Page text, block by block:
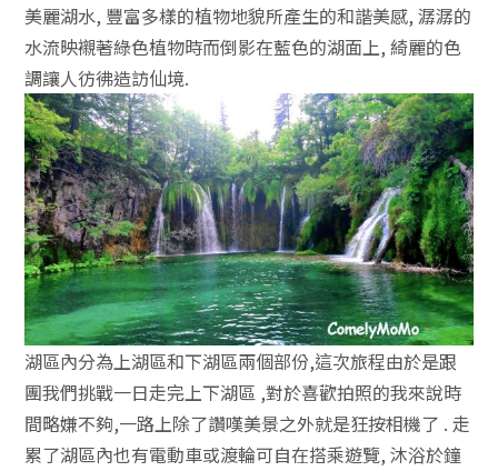
美麗湖水, 豐富多樣的植物地貌所產生的和諧美感, 潺潺的
水流映襯著綠色植物時而倒影在藍色的湖面上, 綺麗的色
調讓人彷彿造訪仙境.
湖區內分為上湖區和下湖區兩個部份,這次旅程由於是跟
團我們挑戰一日走完上下湖區 ,對於喜歡拍照的我來說時
間略嫌不夠,一路上除了讚嘆美景之外就是狂按相機了 . 走
累了湖區內也有電動車或渡輪可自在搭乘遊覽, 沐浴於鐘